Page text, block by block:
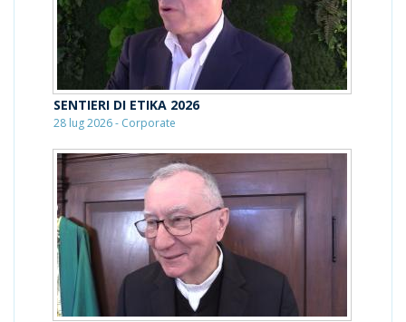
SENTIERI DI ETIKA 2026
28 lug 2026 - Corporate